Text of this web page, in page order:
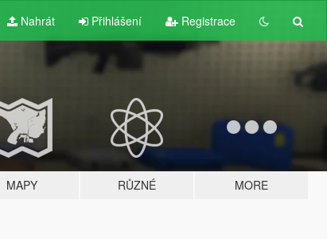
Nahrát Přihlášení Registrace
MAPY RŮZNÉ MORE